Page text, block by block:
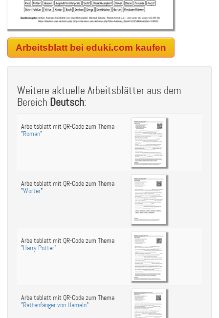
Arbeitsblatt bei eduki.com kaufen
Weitere aktuelle Arbeitsblätter aus dem
Bereich Deutsch:
Arbeitsblatt mit QR-Code zum Thema
"Roman"
Arbeitsblatt mit QR-Code zum Thema
"Wörter"
Arbeitsblatt mit QR-Code zum Thema
"Harry Potter"
Arbeitsblatt mit QR-Code zum Thema
"Rattenfänger von Hameln"